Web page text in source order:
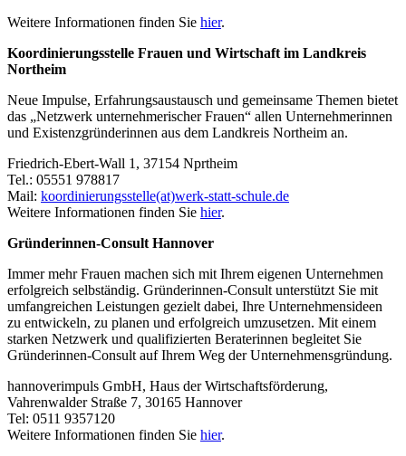
Weitere Informationen finden Sie hier.
Koordinierungsstelle Frauen und Wirtschaft im Landkreis
Northeim
Neue Impulse, Erfahrungsaustausch und gemeinsame Themen bietet
das „Netzwerk unternehmerischer Frauen“ allen Unternehmerinnen
und Existenzgründerinnen aus dem Landkreis Northeim an.
Friedrich-Ebert-Wall 1, 37154 Nprtheim
Tel.: 05551 978817
Mail: koordinierungsstelle(at)werk-statt-schule.de
Weitere Informationen finden Sie hier.
Gründerinnen-Consult Hannover
Immer mehr Frauen machen sich mit Ihrem eigenen Unternehmen
erfolgreich selbständig. Gründerinnen-Consult unterstützt Sie mit
umfangreichen Leistungen gezielt dabei, Ihre Unternehmensideen
zu entwickeln, zu planen und erfolgreich umzusetzen. Mit einem
starken Netzwerk und qualifizierten Beraterinnen begleitet Sie
Gründerinnen-Consult auf Ihrem Weg der Unternehmensgründung.
hannoverimpuls GmbH, Haus der Wirtschaftsförderung,
Vahrenwalder Straße 7, 30165 Hannover
Tel: 0511 9357120
Weitere Informationen finden Sie hier.